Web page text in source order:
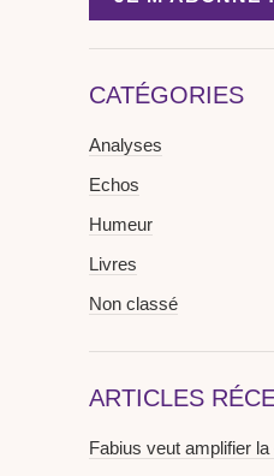
CATÉGORIES
Analyses
Echos
Humeur
Livres
Non classé
ARTICLES
Fabius veut amplifier